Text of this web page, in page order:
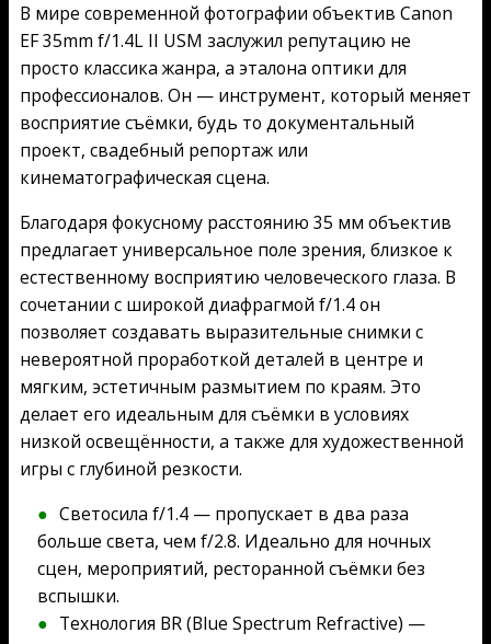
В мире современной фотографии объектив Canon
EF 35mm f/1.4L II USM заслужил репутацию не
просто классика жанра, а эталона оптики для
профессионалов. Он — инструмент, который меняет
восприятие съёмки, будь то документальный
проект, свадебный репортаж или
кинематографическая сцена.
Благодаря фокусному расстоянию 35 мм объектив
предлагает универсальное поле зрения, близкое к
естественному восприятию человеческого глаза. В
сочетании с широкой диафрагмой f/1.4 он
позволяет создавать выразительные снимки с
невероятной проработкой деталей в центре и
мягким, эстетичным размытием по краям. Это
делает его идеальным для съёмки в условиях
низкой освещённости, а также для художественной
игры с глубиной резкости.
Светосила f/1.4 — пропускает в два раза
больше света, чем f/2.8. Идеально для ночных
сцен, мероприятий, ресторанной съёмки без
вспышки.
Технология BR (Blue Spectrum Refractive) —